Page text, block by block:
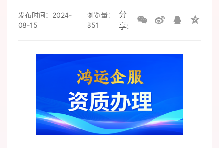
发布时间：2024-
08-15
浏览量：
851
分
享: